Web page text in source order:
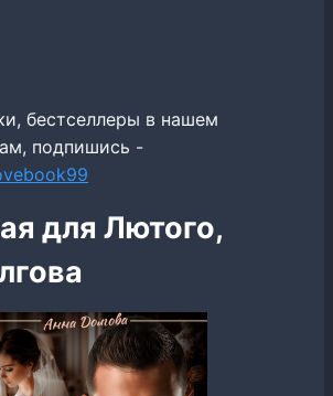
бестселлеры в нашем
подпишись -
для Лютого,